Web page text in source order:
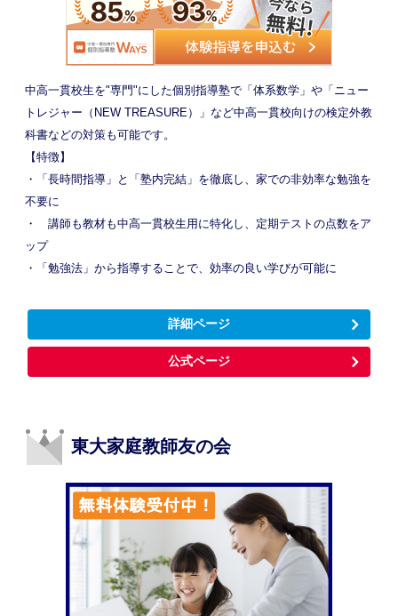
中高一貫校生を"専門"にした個別指導塾で「体系数学」や「ニュー
トレジャー（NEW TREASURE）」など中高一貫校向けの検定外教
科書などの対策も可能です。
【特徴】
・「長時間指導」と「塾内完結」を徹底し、家での非効率な勉強を
不要に
・ 講師も教材も中高一貫校生用に特化し、定期テストの点数をア
ップ
・「勉強法」から指導することで、効率の良い学びが可能に
詳細ページ
公式ページ
東大家庭教師友の会